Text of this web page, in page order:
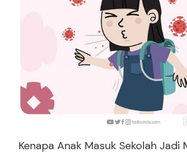
Kenapa Anak Masuk Sekolah Jadi